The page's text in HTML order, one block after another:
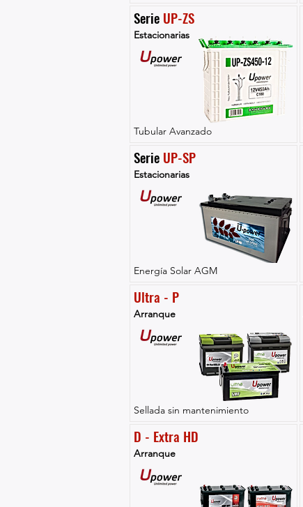
Serie UP-ZS
Estacionarias
Tubular Avanzado
Serie UP-SP
Estacionarias
Energía Solar AGM
Ultra - P
Arranque
Sellada sin mantenimiento
D - Extra HD
Arranque